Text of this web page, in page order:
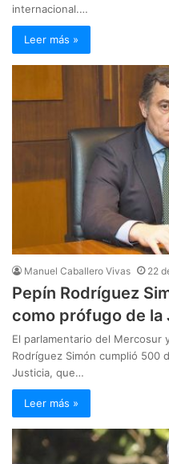
internacional.…
Leer más »
Manuel Caballero Vivas 22
Pepín Rodríguez
como prófugo de la
El parlamentario del Mercosur
Rodríguez Simón cumplió 500
Justicia, que…
Leer más »